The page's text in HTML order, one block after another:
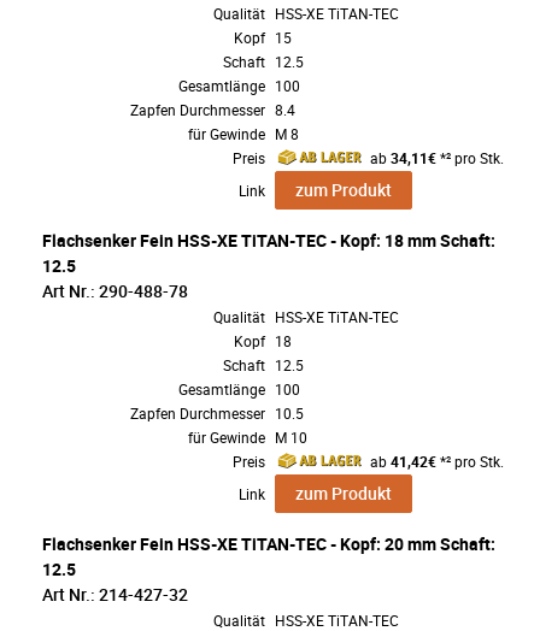
Qualität HSS-XE TiTAN-TEC
Kopf 15
Schaft 12.5
Gesamtlänge 100
Zapfen Durchmesser 8.4
für Gewinde M 8
Preis
ab34,11€*² pro Stk.
Link
zum Produkt
Flachsenker Fein HSS-XE TiTAN-TEC - Kopf: 18 mm Schaft:
12.5
Art Nr.: 290-488-78
Qualität HSS-XE TiTAN-TEC
Kopf 18
Schaft 12.5
Gesamtlänge 100
Zapfen Durchmesser 10.5
für Gewinde M 10
Preis
ab41,42€*² pro Stk.
Link
zum Produkt
Flachsenker Fein HSS-XE TiTAN-TEC - Kopf: 20 mm Schaft:
12.5
Art Nr.: 214-427-32
Qualität HSS-XE TiTAN-TEC